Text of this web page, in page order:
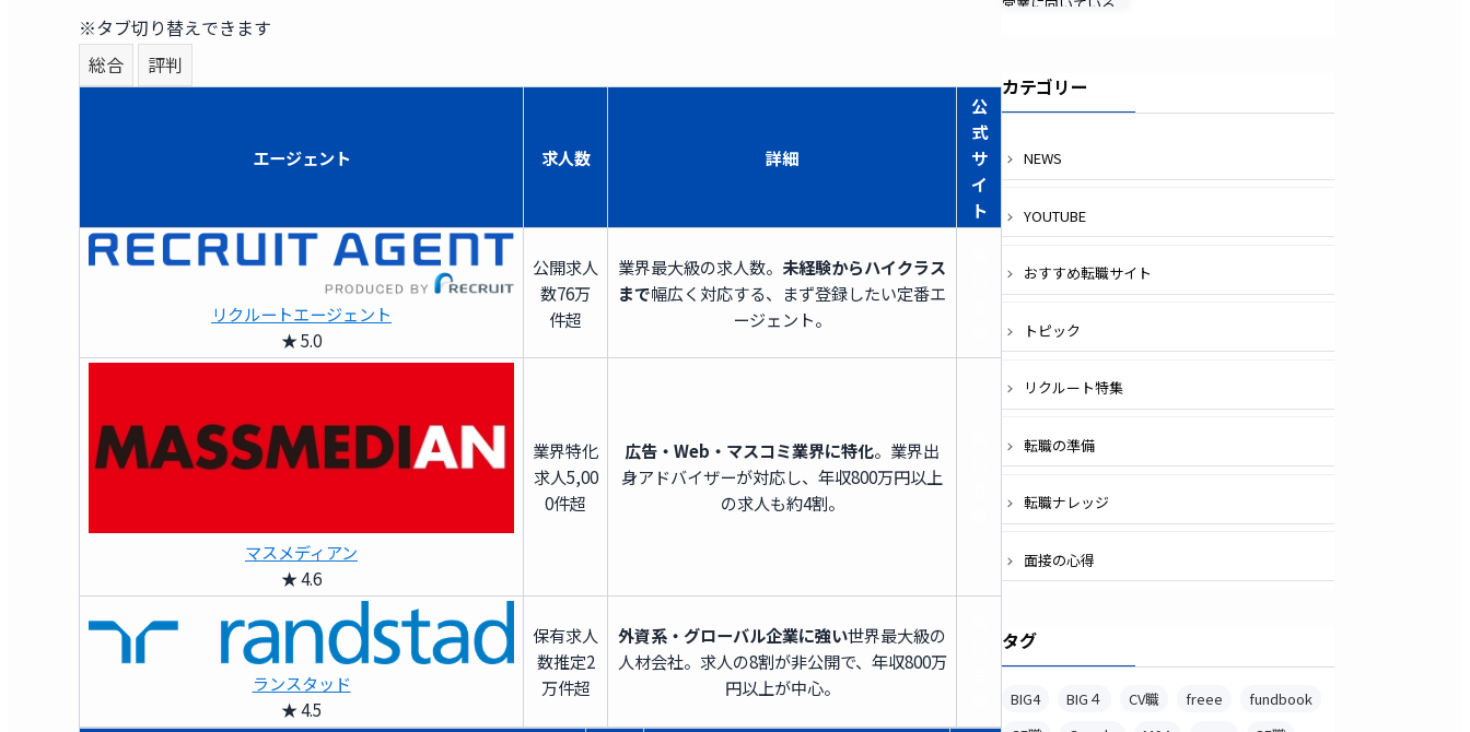
※タブ切り替えできます
総合
評判
エージェント 求人数 詳細
公
式
サ
イ
ト
リクルートエージェント
★ 5.0
公開求人
数76万
件超
業界最大級の求人数。 未経験からハイクラス
まで幅広く対応する、まず登録したい定番エ
ージェント。
マスメディアン
★ 4.6
業界特化
求人5,00
0件超
広告・Web・マスコミ業界に特化。業界出
身アドバイザーが対応し、年収800万円以上
の求人も約4割。
ランスタッド
★ 4.5
保有求人
数推定2
万件超
外資系・グローバル企業に強い世界最大級の
人材会社。求人の8割が非公開で、年収800万
円以上が中心。
カテゴリー
NEWS
YOUTUBE
おすすめ転職サイト
トピック
リクルート特集
転職の準備
転職ナレッジ
面接の心得
タグ
BIG4 BIG４ CV職 freee
fundbook